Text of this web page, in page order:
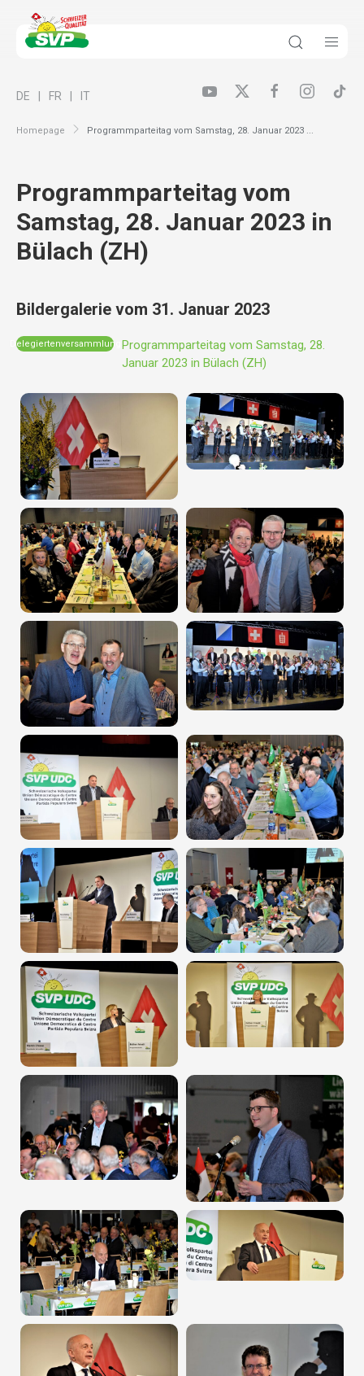
Homepage Programmparteitag vom Samstag, 28. Januar 2023 ...
DE FR IT
Programmparteitag vom
Samstag, 28. Januar 2023 in
Bülach (ZH)
Bildergalerie vom 31. Januar 2023
Delegiertenversammlung
Programmparteitag vom Samstag, 28.
Januar 2023 in Bülach (ZH)